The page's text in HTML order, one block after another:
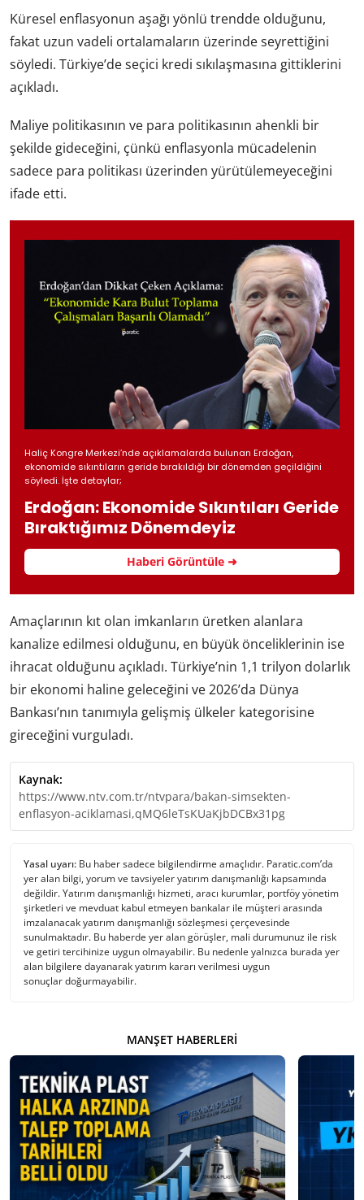
Küresel enflasyonun aşağı yönlü trendde olduğunu,
fakat uzun vadeli ortalamaların üzerinde seyrettiğini
söyledi. Türkiye’de seçici kredi sıkılaşmasına gittiklerini
açıkladı.
Maliye politikasının ve para politikasının ahenkli bir
şekilde gideceğini, çünkü enflasyonla mücadelenin
sadece para politikası üzerinden yürütülemeyeceğini
ifade etti.
Haliç Kongre Merkezi’nde açıklamalarda bulunan Erdoğan,
ekonomide sıkıntıların geride bırakıldığı bir dönemden geçildiğini
söyledi. İşte detaylar;
Erdoğan: Ekonomide Sıkıntıları Geride
Bıraktığımız Dönemdeyiz
Haberi Görüntüle ➜
Amaçlarının kıt olan imkanların üretken alanlara
kanalize edilmesi olduğunu, en büyük önceliklerinin ise
ihracat olduğunu açıkladı. Türkiye’nin 1,1 trilyon dolarlık
bir ekonomi haline geleceğini ve 2026’da Dünya
Bankası’nın tanımıyla gelişmiş ülkeler kategorisine
gireceğini vurguladı.
Kaynak:
https://www.ntv.com.tr/ntvpara/bakan-simsekten-
enflasyon-aciklamasi,qMQ6leTsKUaKjbDCBx31pg
Yasal uyarı: Bu haber sadece bilgilendirme amaçlıdır. Paratic.com’da
yer alan bilgi, yorum ve tavsiyeler yatırım danışmanlığı kapsamında
değildir. Yatırım danışmanlığı hizmeti, aracı kurumlar, portföy yönetim
şirketleri ve mevduat kabul etmeyen bankalar ile müşteri arasında
imzalanacak yatırım danışmanlığı sözleşmesi çerçevesinde
sunulmaktadır. Bu haberde yer alan görüşler, mali durumunuz ile risk
ve getiri tercihinize uygun olmayabilir. Bu nedenle yalnızca burada yer
alan bilgilere dayanarak yatırım kararı verilmesi uygun
sonuçlar doğurmayabilir.
MANŞET HABERLERI